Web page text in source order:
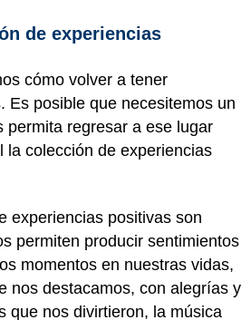
de experiencias
cómo volver a tener
Es posible que necesitemos un
permita regresar a ese lugar
la colección de experiencias
experiencias positivas son
permiten producir sentimientos
momentos en nuestras vidas,
nos destacamos, con alegrías y
que nos divirtieron, la música